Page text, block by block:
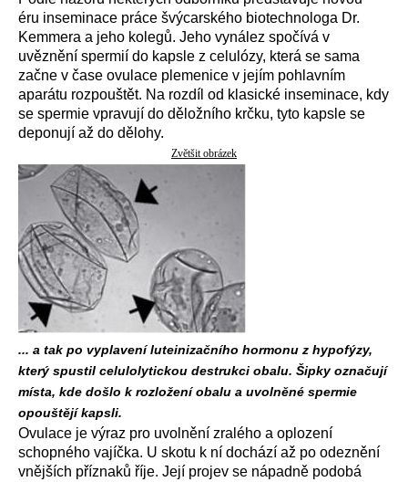
éru inseminace práce švýcarského biotechnologa Dr.
Kemmera a jeho kolegů. Jeho vynález spočívá v
uvěznění spermií do kapsle z celulózy, která se sama
začne v čase ovulace plemenice v jejím pohlavním
aparátu rozpouštět. Na rozdíl od klasické inseminace, kdy
se spermie vpravují do děložního krčku, tyto kapsle se
deponují až do dělohy.
Zvětšit obrázek
... a tak po vyplavení luteinizačního hormonu z hypofýzy,
který spustil celulolytickou destrukci obalu. Šipky označují
místa, kde došlo k rozložení obalu a uvolněné spermie
opouštějí kapsli.
Ovulace je výraz pro uvolnění zralého a oplození
schopného vajíčka. U skotu k ní dochází až po odeznění
vnějších příznaků říje. Její projev se nápadně podobá